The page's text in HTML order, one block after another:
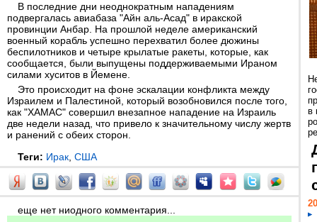
В последние дни неоднократным нападениям
подвергалась авиабаза "Айн аль-Асад" в иракской
провинции Анбар. На прошлой неделе американский
военный корабль успешно перехватил более дюжины
беспилотников и четыре крылатые ракеты, которые, как
сообщается, были выпущены поддерживаемыми Ираном
силами хуситов в Йемене.
Это происходит на фоне эскалации конфликта между
Израилем и Палестиной, который возобновился после того,
как "ХАМАС" совершил внезапное нападение на Израиль
две недели назад, что привело к значительному числу жертв
и ранений с обеих сторон.
Теги: Ирак США
еще нет ниодного комментария...
в